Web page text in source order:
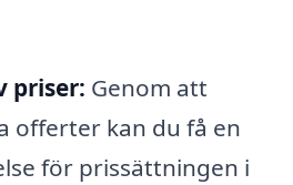
priser: Genom att
offerter kan du få en
för prissättningen i